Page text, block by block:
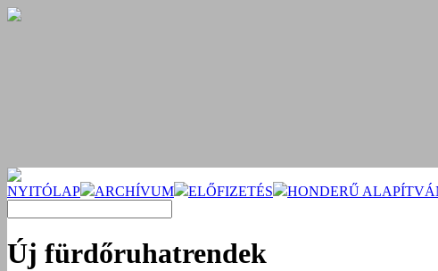
NYITÓLAP ARCHÍVUM ELŐFIZETÉS HONDERŰ
Új fürdőruhatrendek